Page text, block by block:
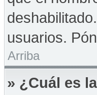
usuarios.
Arriba
» ¿Cuál es